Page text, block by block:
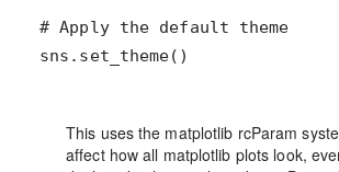
This uses the matplotlib rcParam
affect how all matplotlib plots look,